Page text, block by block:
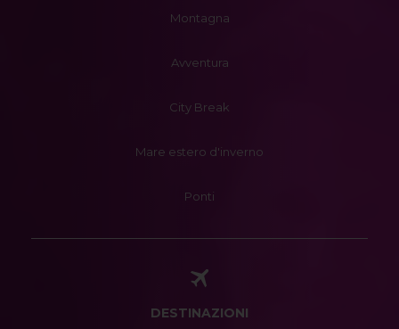
Montagna
Avventura
City Break
Mare estero d'inverno
Ponti
DESTINAZIONI